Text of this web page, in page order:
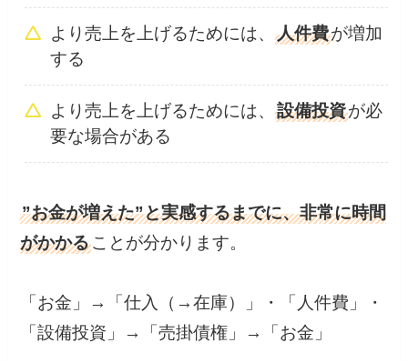
より売上を上げるためには、人件費が増加
する
より売上を上げるためには、設備投資が必
要な場合がある
”お金が増えた”と実感するまでに、非常に時間
がかかることが分かります。
「お金」→「仕入（→在庫）」・「人件費」・
「設備投資」→「売掛債権」→「お金」